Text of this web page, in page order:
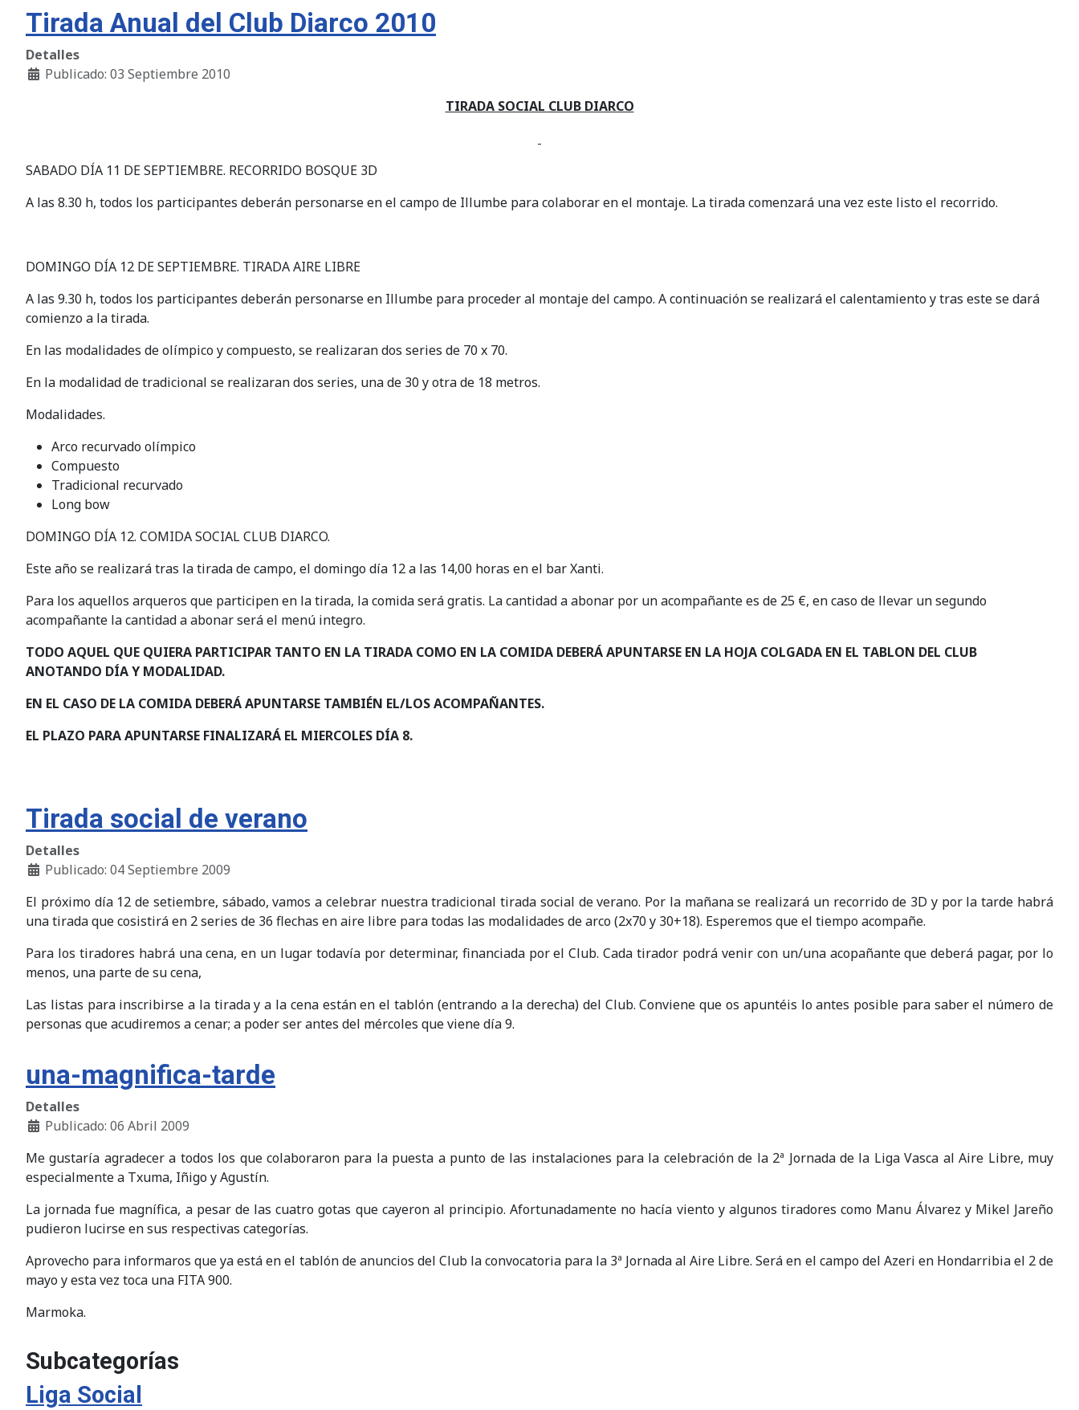
Tirada Anual del Club Diarco 2010
Detalles
Publicado: 03 Septiembre 2010
TIRADA SOCIAL CLUB DIARCO
SABADO DÍA 11 DE SEPTIEMBRE. RECORRIDO BOSQUE 3D
A las 8.30 h, todos los participantes deberán personarse en el campo de Illumbe para colaborar en el montaje. La tirada comenzará una vez este listo el recorrido.
DOMINGO DÍA 12 DE SEPTIEMBRE. TIRADA AIRE LIBRE
A las 9.30 h, todos los participantes deberán personarse en Illumbe para proceder al montaje del campo. A continuación se realizará el calentamiento y tras este se dará
comienzo a la tirada.
En las modalidades de olímpico y compuesto, se realizaran dos series de 70 x 70.
En la modalidad de tradicional se realizaran dos series, una de 30 y otra de 18 metros.
Modalidades.
Arco recurvado olímpico
Compuesto
Tradicional recurvado
Long bow
DOMINGO DÍA 12. COMIDA SOCIAL CLUB DIARCO.
Este año se realizará tras la tirada de campo, el domingo día 12 a las 14,00 horas en el bar Xanti.
Para los aquellos arqueros que participen en la tirada, la comida será gratis. La cantidad a abonar por un acompañante es de 25 €, en caso de llevar un segundo
acompañante la cantidad a abonar será el menú integro.
TODO AQUEL QUE QUIERA PARTICIPAR TANTO EN LA TIRADA COMO EN LA COMIDA DEBERÁ APUNTARSE EN LA HOJA COLGADA EN EL TABLON DEL CLUB
ANOTANDO DÍA Y MODALIDAD.
EN EL CASO DE LA COMIDA DEBERÁ APUNTARSE TAMBIÉN EL/LOS ACOMPAÑANTES.
EL PLAZO PARA APUNTARSE FINALIZARÁ EL MIERCOLES DÍA 8.
Tirada social de verano
Detalles
Publicado: 04 Septiembre 2009
El próximo día 12 de setiembre, sábado, vamos a celebrar nuestra tradicional tirada social de verano. Por la mañana se realizará un recorrido de 3D y por la tarde habrá
una tirada que cosistirá en 2 series de 36 flechas en aire libre para todas las modalidades de arco (2x70 y 30+18). Esperemos que el tiempo acompañe.
Para los tiradores habrá una cena, en un lugar todavía por determinar, financiada por el Club. Cada tirador podrá venir con un/una acopañante que deberá pagar, por lo
menos, una parte de su cena,
Las listas para inscribirse a la tirada y a la cena están en el tablón (entrando a la derecha) del Club. Conviene que os apuntéis lo antes posible para saber el número de
personas que acudiremos a cenar; a poder ser antes del mércoles que viene día 9.
una-magnifica-tarde
Detalles
Publicado: 06 Abril 2009
Me gustaría agradecer a todos los que colaboraron para la puesta a punto de las instalaciones para la celebración de la 2ª Jornada de la Liga Vasca al Aire Libre, muy
especialmente a Txuma, Iñigo y Agustín.
La jornada fue magnífica, a pesar de las cuatro gotas que cayeron al principio. Afortunadamente no hacía viento y algunos tiradores como Manu Álvarez y Mikel Jareño
pudieron lucirse en sus respectivas categorías.
Aprovecho para informaros que ya está en el tablón de anuncios del Club la convocatoria para la 3ª Jornada al Aire Libre. Será en el campo del Azeri en Hondarribia el 2 de
mayo y esta vez toca una FITA 900.
Marmoka.
Subcategorías
Liga Social